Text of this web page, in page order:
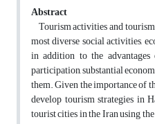
Abstract
Tourism activities and
most diverse social activities,
in addition to the
participation, substantial
them. Given the importance of
develop tourism strategies in
tourist cities in the Iran using